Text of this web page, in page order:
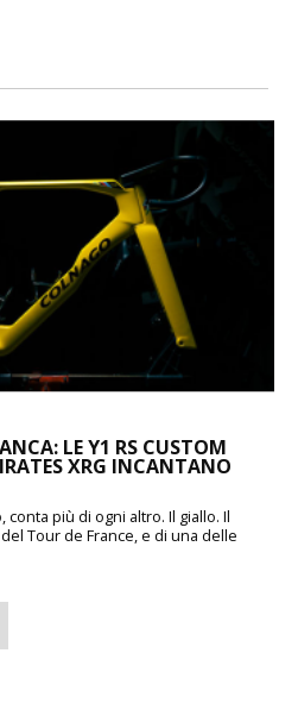
LE Y1 RS CUSTOM
XRG INCANTANO
più di ogni altro. Il giallo. Il
Tour de France, e di una delle